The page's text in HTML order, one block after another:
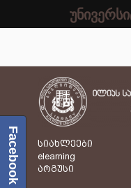
სიახლეები
elearning
არგუსი
Facebook